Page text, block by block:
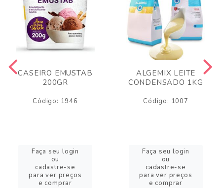
CASEIRO EMUSTAB
200GR
Código: 1946
Faça seu login
ou
cadastre-se
para ver preços
e comprar
ALGEMIX LEITE
CONDENSADO 1KG
Código: 1007
Faça seu login
ou
cadastre-se
para ver preços
e comprar